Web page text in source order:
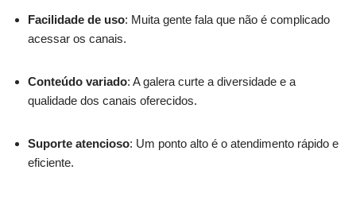
Facilidade de uso: Muita gente fala que não é complicado
acessar os canais.
Conteúdo variado: A galera curte a diversidade e a
qualidade dos canais oferecidos.
Suporte atencioso: Um ponto alto é o atendimento rápido e
eficiente.